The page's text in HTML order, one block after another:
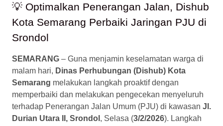
💡 Optimalkan Penerangan Jalan, Dishub
Kota Semarang Perbaiki Jaringan PJU di
Srondol
SEMARANG – Guna menjamin keselamatan warga di
malam hari, Dinas Perhubungan (Dishub) Kota
Semarang melakukan langkah proaktif dengan
memperbaiki dan melakukan pengecekan menyeluruh
terhadap Penerangan Jalan Umum (PJU) di kawasan Jl.
Durian Utara II, Srondol , Selasa (3/2/2026). Langkah